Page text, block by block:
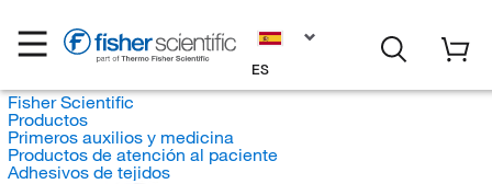
ES
Fisher Scientific
Productos
Primeros auxilios y medicina
Productos de atención al paciente
Adhesivos de tejidos